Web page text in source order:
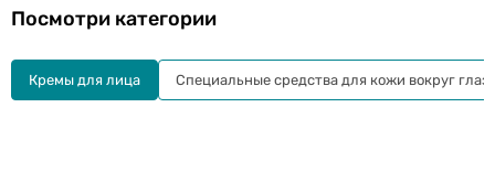
Посмотри категории
Кремы для лица Специальные средства для кожи вокруг глаз